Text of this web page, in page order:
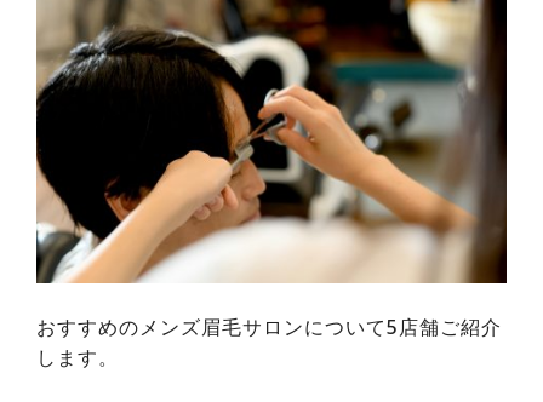
おすすめのメンズ眉毛サロンについて5店舗ご紹介
します。